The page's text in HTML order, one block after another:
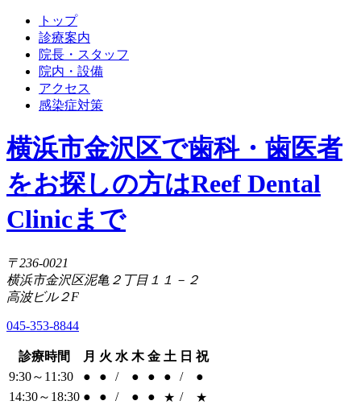
トップ
診療案内
院長・スタッフ
院内・設備
アクセス
感染症対策
横浜市金沢区で歯科・歯医者
をお探しの方はReef Dental
Clinicまで
〒236-0021
横浜市金沢区泥亀２丁目１１－２
高波ビル２F
045-353-8844
診療時間 月 火 水 木 金 土 日 祝
9:30～11:30
● ● / ● ● ● /
●
14:30～18:30 ● ● / ● ● ★ / ★